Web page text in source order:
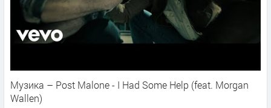
Музика – Post Malone - I Had Some Help (feat. Morgan
Wallen)